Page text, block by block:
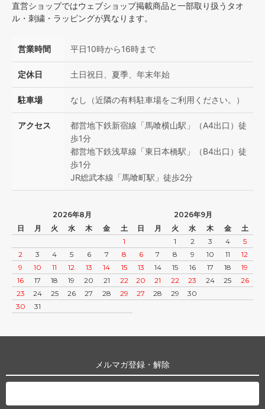
直営ショップではウェブショップ掲載商品と一部取り扱うタオ
ル・刺繍・ラッピングが異なります。
営業時間 平日10時から16時まで
定休日 土日祝日、夏季、年末年始
駐車場 なし（近隣の有料駐車場をご利用ください。）
アクセス
都営地下鉄新宿線「馬喰横山駅」（A4出口）徒
歩1分
都営地下鉄浅草線「東日本橋駅」（B4出口）徒
歩1分
JR総武本線「馬喰町駅」徒歩2分
2026年8月
日
月 火 水 木 金
土
1
2
3 4 5 6 7
8
9
10 11 12 13 14
15
16
17 18 19 20 21
22
23
24 25 26 27 28
29
30
31
2026年9月
日
月 火 水 木 金
土
1
2 3 4
5
6
7 8 9 10 11
12
13
14 15 16 17 18
19
20
21 22 23 24 25
26
27
28 29 30
メルマガ登録・解除